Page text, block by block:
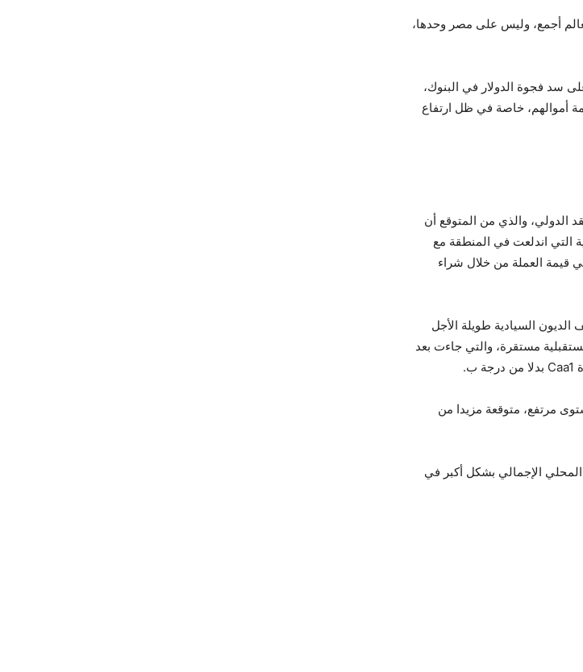
أجمع، وليس على مصر وحدها،
سد فجوة الدولار في البنوك،
أموالهم، خاصة في ظل ارتفاع
الدولي، والذي من المتوقع أن
التي اندلعت في المنطقة مع
قيمة العملة من خلال شراء
السيادية طويلة الأجل
مستقرة، والتي جاءت بعد
بدلا من درجة ب.
مرتفع، متوقعة مزيدا من
المحلي الإجمالي بشكل أكبر في